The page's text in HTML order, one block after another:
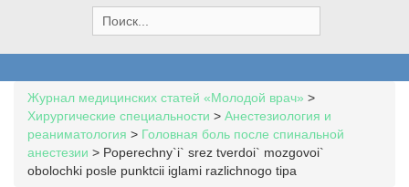
e
a
h
f
o
r
:
Журнал медицинских статей «Молодой врач» >
Хирургические специальности > Анестезиология и
реаниматология > Головная боль после спинальной
анестезии > Poperechny`i` srez tverdoi` mozgovoi`
obolochki posle punktcii iglami razlichnogo tipa